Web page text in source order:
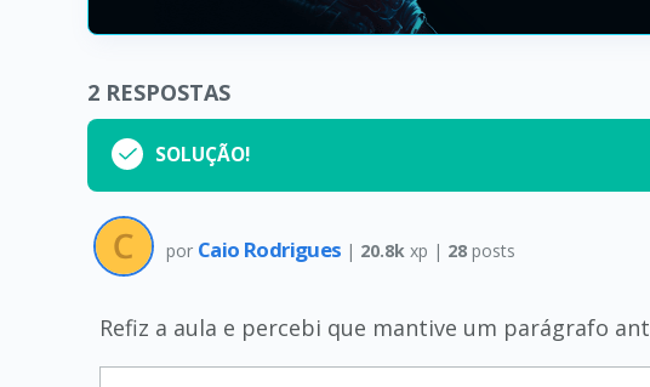
2 RESPOSTAS
SOLUÇÃO!
por Caio Rodrigues | 20.8k xp | 28 posts
Refiz a aula e percebi que mantive um parágrafo